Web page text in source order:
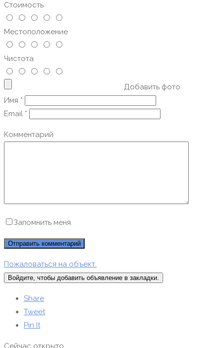
Стоимость
Местоположение
Чистота
Добавить фото
Имя *
Email *
Комментарий
Запомнить меня.
Пожаловаться на объект.
Войдите, чтобы добавить объявление в закладки.
Share
Tweet
Pin It
Сейчас открыто